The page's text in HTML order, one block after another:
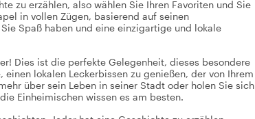
zu erzählen, also wählen Sie Ihren Favoriten und Sie
in vollen Zügen, basierend auf seinen
Spaß haben und eine einzigartige und lokale
Dies ist die perfekte Gelegenheit, dieses besondere
lokalen Leckerbissen zu genießen, der von Ihrem
über sein Leben in seiner Stadt oder holen Sie sich
Einheimischen wissen es am besten.